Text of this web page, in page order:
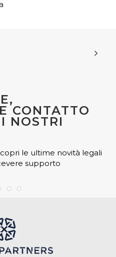
CONTATTO
NOSTRI
le ultime novità legali
supporto